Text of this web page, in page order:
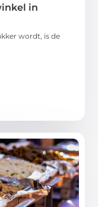
in
wordt, is de